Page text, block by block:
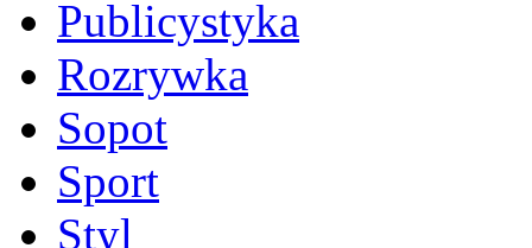
Publicystyka
Rozrywka
Sopot
Sport
Styl